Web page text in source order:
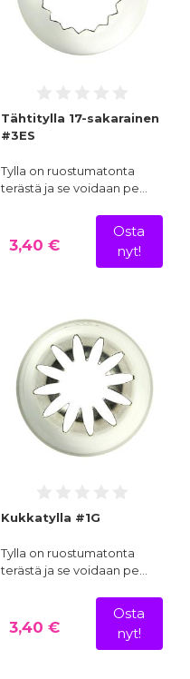
Tähtitylla 17-sakarainen
#3ES
Tylla on ruostumatonta
terästä ja se voidaan pe…
3,40 €
Osta
nyt!
Kukkatylla #1G
Tylla on ruostumatonta
terästä ja se voidaan pe…
3,40 €
Osta
nyt!